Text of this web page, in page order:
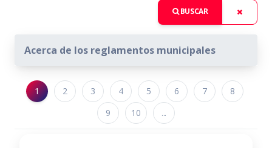
BUSCAR
Acerca de los reglamentos municipales
1 2 3 4 5 6 7
8
9
10 ...